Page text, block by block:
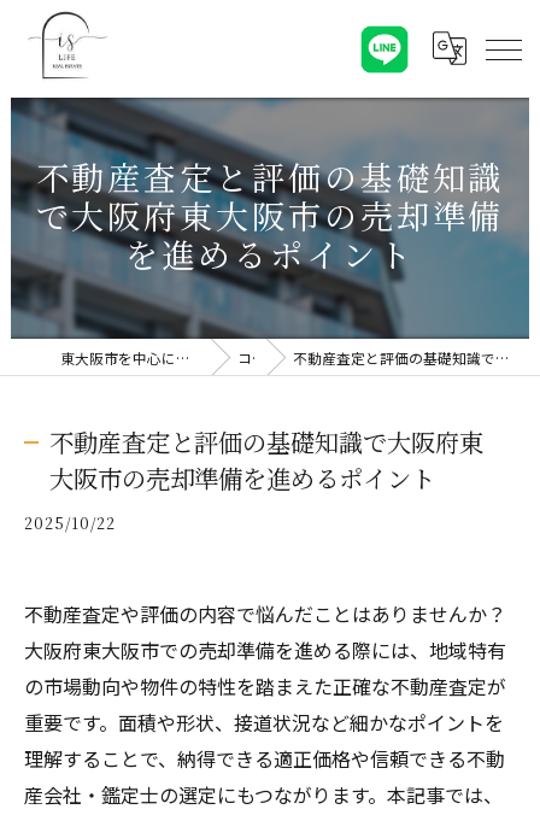
不動産査定と評価の基礎知識
で大阪府東大阪市の売却準備
を進めるポイント
東大阪市を中心に不動産売却なら株式会社Is Life コラム 不動産査定と評価の基礎知識で大阪府東大阪市の売却準備を進めるポイント
不動産査定と評価の基礎知識で大阪府東
大阪市の売却準備を進めるポイント
2025/10/22
不動産査定や評価の内容で悩んだことはありませんか？
大阪府東大阪市での売却準備を進める際には、地域特有
の市場動向や物件の特性を踏まえた正確な不動産査定が
重要です。面積や形状、接道状況など細かなポイントを
理解することで、納得できる適正価格や信頼できる不動
産会社・鑑定士の選定にもつながります。本記事では、